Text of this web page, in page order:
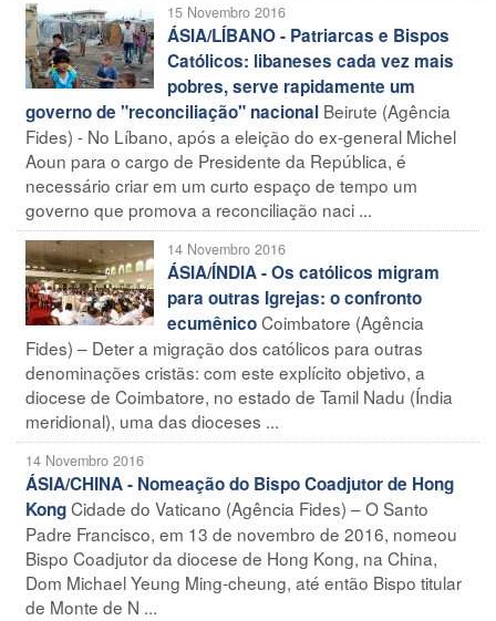
15 Novembro 2016
ÁSIA/LÍBANO - Patriarcas e Bispos
Católicos: libaneses cada vez mais
pobres, serve rapidamente um
governo de "reconciliação" nacional Beirute (Agência
Fides) - No Líbano, após a eleição do ex-general Michel
Aoun para o cargo de Presidente da República, é
necessário criar em um curto espaço de tempo um
governo que promova a reconciliação naci ...
14 Novembro 2016
ÁSIA/ÍNDIA - Os católicos migram
para outras Igrejas: o confronto
ecumênicoCoimbatore (Agência
Fides) – Deter a migração dos católicos para outras
denominações cristãs: com este explícito objetivo, a
diocese de Coimbatore, no estado de Tamil Nadu (Índia
meridional), uma das dioceses ...
14 Novembro 2016
ÁSIA/CHINA - Nomeação do Bispo Coadjutor de Hong
KongCidade do Vaticano (Agência Fides) – O Santo
Padre Francisco, em 13 de novembro de 2016, nomeou
Bispo Coadjutor da diocese de Hong Kong, na China,
Dom Michael Yeung Ming-cheung, até então Bispo titular
de Monte de N ...